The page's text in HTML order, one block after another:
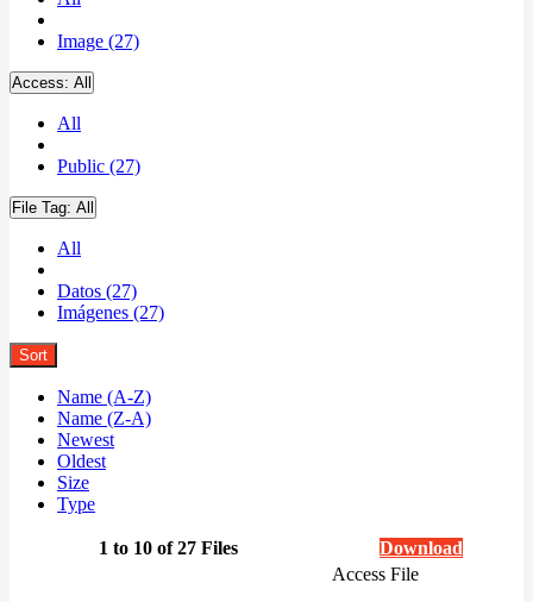
Image (27)
Access: All
All
Public (27)
File Tag: All
All
Datos (27)
Imágenes (27)
Sort
Name (A-Z)
Name (Z-A)
Newest
Oldest
Size
Type
1 to 10 of 27 Files Download
Access File